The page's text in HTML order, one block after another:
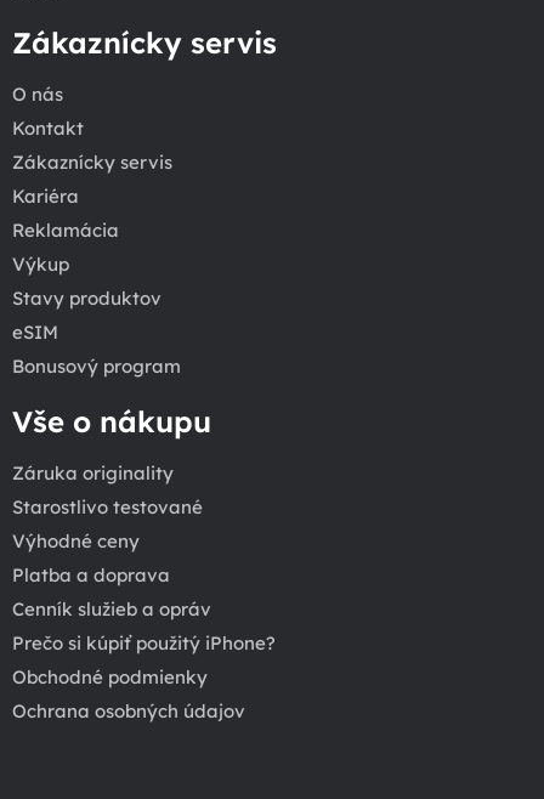
Zákaznícky servis
O nás
Kontakt
Zákaznícky servis
Kariéra
Reklamácia
Výkup
Stavy produktov
eSIM
Bonusový program
Vše o nákupu
Záruka originality
Starostlivo testované
Výhodné ceny
Platba a doprava
Cenník služieb a opráv
Prečo si kúpiť použitý iPhone?
Obchodné podmienky
Ochrana osobných údajov